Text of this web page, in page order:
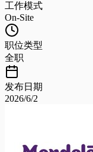
工作模式
On-Site
职位类型
全职
发布日期
2026/6/2